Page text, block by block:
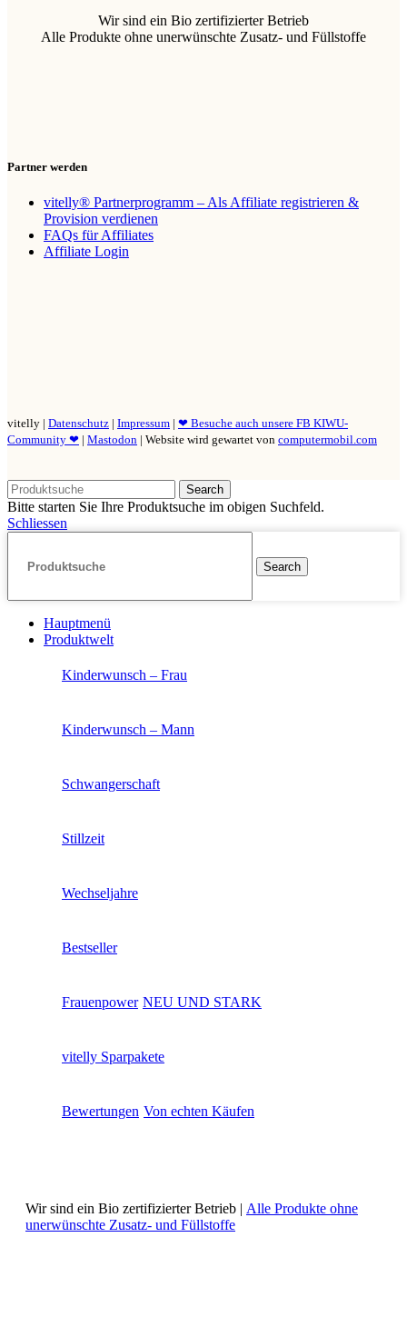
Wir sind ein Bio zertifizierter Betrieb
Alle Produkte ohne unerwünschte Zusatz- und Füllstoffe
Partner werden
vitelly® Partnerprogramm – Als Affiliate registrieren &
Provision verdienen
FAQs für Affiliates
Affiliate Login
vitelly | Datenschutz | Impressum | ❤ Besuche auch unsere FB KIWU-
Community ❤ | Mastodon | Website wird gewartet von computermobil.com
Search
Bitte starten Sie Ihre Produktsuche im obigen Suchfeld.
Schliessen
Search
Hauptmenü
Produktwelt
Kinderwunsch – Frau
Kinderwunsch – Mann
Schwangerschaft
Stillzeit
Wechseljahre
Bestseller
Frauenpower NEU UND STARK
vitelly Sparpakete
Bewertungen Von echten Käufen
Wir sind ein Bio zertifizierter Betrieb | Alle Produkte ohne
unerwünschte Zusatz- und Füllstoffe